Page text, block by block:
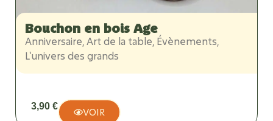
Bouchon en bois Age
Anniversaire Art de la table Évènements
L'univers des grands
3,90 € VOIR